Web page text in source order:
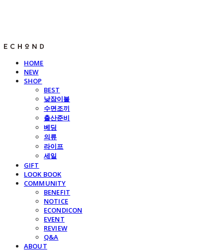
HOME
NEW
SHOP
BEST
낮잠이불
수면조끼
출산준비
베딩
의류
라이프
세일
GIFT
LOOK BOOK
COMMUNITY
BENEFIT
NOTICE
ECONDICON
EVENT
REVIEW
Q&A
ABOUT